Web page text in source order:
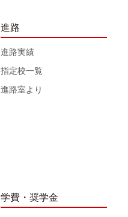
進路
進路実績
指定校一覧
進路室より
学費・奨学金